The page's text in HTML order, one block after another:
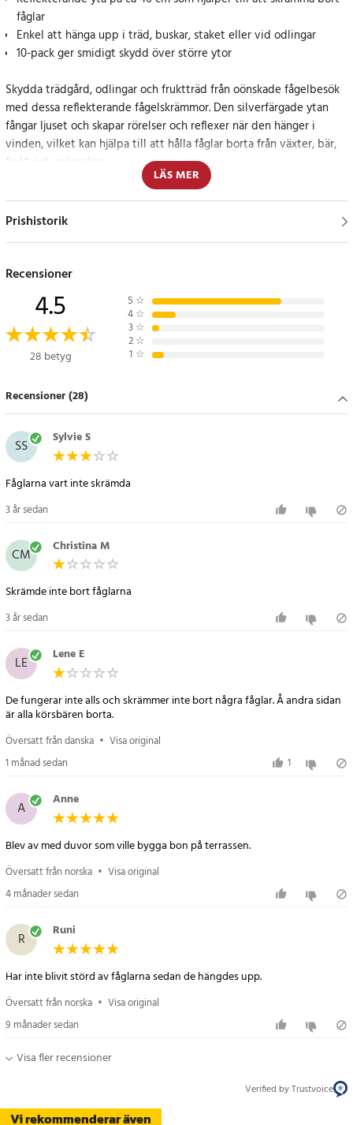
fåglar
Enkel att hänga upp i träd, buskar, staket eller vid odlingar
10-pack ger smidigt skydd över större ytor
Skydda trädgård, odlingar och fruktträd från oönskade fågelbesök
med dessa reflekterande fågelskrämmor. Den silverfärgade ytan
fångar ljuset och skapar rörelser och reflexer när den hänger i
vinden, vilket kan hjälpa till att hålla fåglar borta från växter, bär,
frukt och grönsaker.
Varje fågelskrämma är cirka 40 cm lång och levereras med snöre för
enkel upphängning. Placera dem exempelvis i träd, vid rabatter, på
Förpackningen innehåller 10 reflekterande fågelskrämmor, vilket
gör det enkelt att täcka flera platser samtidigt. Det slitstarka PS-
materialet gör dem lämpliga för användning utomhus under
Specifikation
- Storlek: ca 40 cm
- Antal: 10 st
- Färg: silver
- Upphängning: snöre medföljer
Artikelnummer :
LÄS MER
Prishistorik
Vi rekommenderar även
Recensioner
4.5
28 betyg
5 ☆
4 ☆
3 ☆
2 ☆
1 ☆
Recensioner (28)
SS Sylvie S
Fåglarna vart inte skrämda
3 år sedan
CM Christina M
3 år sedan
LE Lene E
De fungerar inte alls och skrämmer inte bort några fåglar. Å andra sidan
är alla körsbären borta.
Översatt från danska • Visa original
1 månad sedan
1
A Anne
Blev av med duvor som ville bygga bon på terrassen.
Översatt från norska • Visa original
4 månader sedan
R Runi
Har inte blivit störd av fåglarna sedan de hängdes upp.
Översatt från norska • Visa original
9 månader sedan
Visa fler recensioner
Verified by Trustvoice